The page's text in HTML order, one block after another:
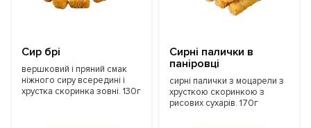
Сир брі
вершковий і пряний смак
ніжного сиру всередині і
хрустка скоринка зовні. 130г
Сирні палички в
паніровці
cирні палички з моцарели з
хрусткою скоринкою з
рисових сухарів. 170г